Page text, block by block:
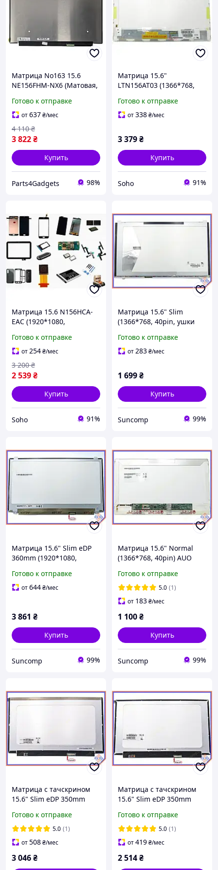
Матрица No163 15.6
NE156FHM-NX6 (Матовая,
eDP, 1920x1080,
250cd&#x2F;m2,
85&#x2F;85&#x2F;85&#x2F
;85, 16,7M,
Готово к отправке
от637₴/мес
3 822₴
4 110 ₴
Купить
Parts4Gadgets 98%
Матрица 15.6"
LTN156AT03 (1366*768,
Матова) без кріплень
Готово к отправке
от338₴/мес
3 379₴
Купить
Soho 91%
Матрица 15.6 N156HCA-
EAC (1920*1080,
IPS, цветопередача:
16.7M, 45% NTSC), LED,
SLIM(без планок и
Готово к отправке
от254₴/мес
2 539₴
3 200 ₴
Купить
Soho 91%
Матрица 15.6" Slim
(1366*768, 40pin, ушки
N156BGE-L62 Матовая.
(renew)
Готово к отправке
от283₴/мес
1 699₴
Купить
Suncomp 99%
Матрица 15.6" Slim eDP
360mm (1920*1080,
низ) AUO B156HTN05.3
Матовая
Готово к отправке
от644₴/мес
3 861 ₴
Купить
Suncomp 99%
Матрица 15.6" Normal
(1366*768, 40pin) AUO
Глянцевая
Готово к отправке
5.0 (1)
от 183₴/мес
1 100₴
Купить
Suncomp 99%
Матрица с тачскрином
15.6" Slim eDP 350mm
креплений) BOE
NV156FHM-T06,
NV156FHM-T0E. Глянцевая
Готово к отправке
5.0 (1)
от508₴/мес
3 046₴
Матрица с тачскрином
15.6" Slim eDP 350mm
креплений) BOE
NT156WHM-T03,
Глянцевая
Готово к отправке
5.0 (1)
от419₴/мес
2 514₴